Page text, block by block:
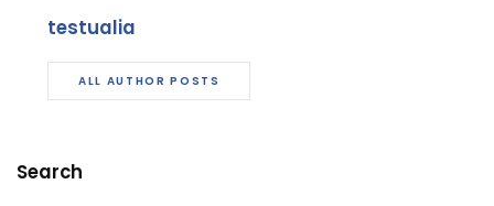
testualia
ALL AUTHOR POSTS
Search